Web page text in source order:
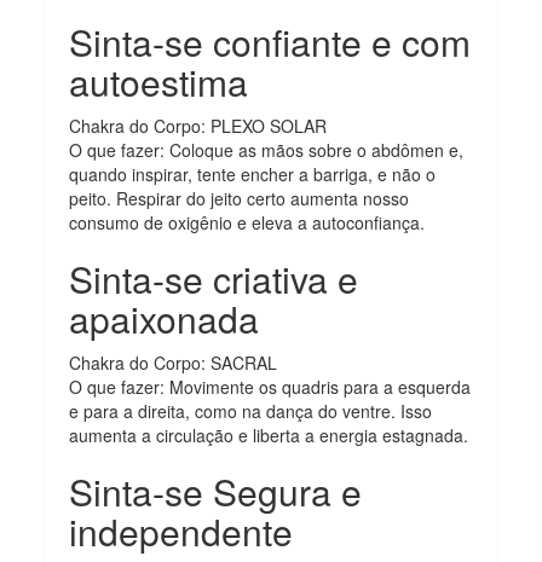
Sinta-se confiante e com
autoestima
Chakra do Corpo: PLEXO SOLAR
O que fazer: Coloque as mãos sobre o abdômen e,
quando inspirar, tente encher a barriga, e não o
peito. Respirar do jeito certo aumenta nosso
consumo de oxigênio e eleva a autoconfiança.
Sinta-se criativa e
apaixonada
Chakra do Corpo: SACRAL
O que fazer: Movimente os quadris para a esquerda
e para a direita, como na dança do ventre. Isso
aumenta a circulação e liberta a energia estagnada.
Sinta-se Segura e
independente